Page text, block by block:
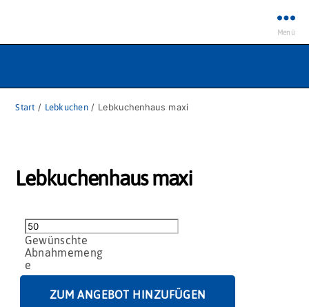
Menü
Start / Lebkuchen/ Lebkuchenhaus maxi
Lebkuchenhaus maxi
Lebkuchenhaus
maxi
Menge
ZUM ANGEBOT HINZUFÜGEN